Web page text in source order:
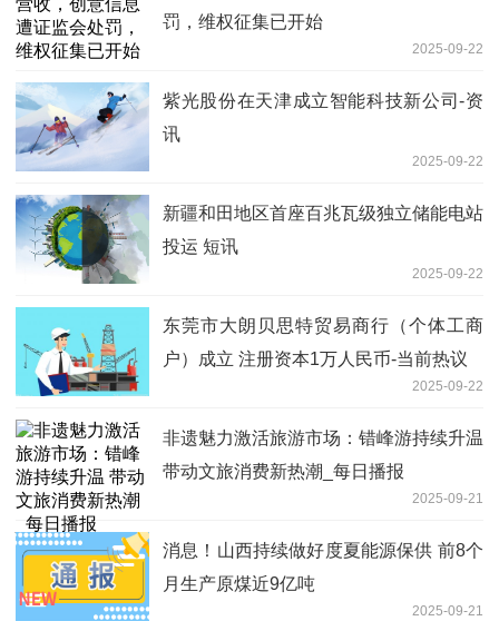
罚，维权征集已开始
2025-09-22
紫光股份在天津成立智能科技新公司-资
讯
2025-09-22
新疆和田地区首座百兆瓦级独立储能电站
投运 短讯
2025-09-22
东莞市大朗贝思特贸易商行（个体工商
户）成立 注册资本1万人民币-当前热议
2025-09-22
非遗魅力激活旅游市场：错峰游持续升温
带动文旅消费新热潮_每日播报
2025-09-21
消息！山西持续做好度夏能源保供 前8个
月生产原煤近9亿吨
2025-09-21